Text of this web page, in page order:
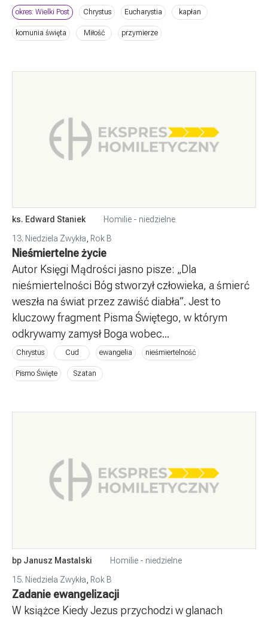
okres: Wielki Post Chrystus Eucharystia kapłan
komunia święta Miłość przymierze
ks. Edward Staniek
Homilie - niedzielne
13. Niedziela Zwykła, Rok B
Nieśmiertelne życie
Autor Księgi Mądrości jasno pisze: „Dla
nieśmiertelności Bóg stworzył człowieka, a śmierć
weszła na świat przez zawiść diabła”. Jest to
kluczowy fragment Pisma Świętego, w którym
odkrywamy zamysł Boga wobec...
Chrystus Cud ewangelia nieśmiertelność
Pismo Święte Szatan
bp Janusz Mastalski
Homilie - niedzielne
15. Niedziela Zwykła
Rok B
Zadanie ewangelizacji
W książce Kiedy Jezus przychodzi w glanach